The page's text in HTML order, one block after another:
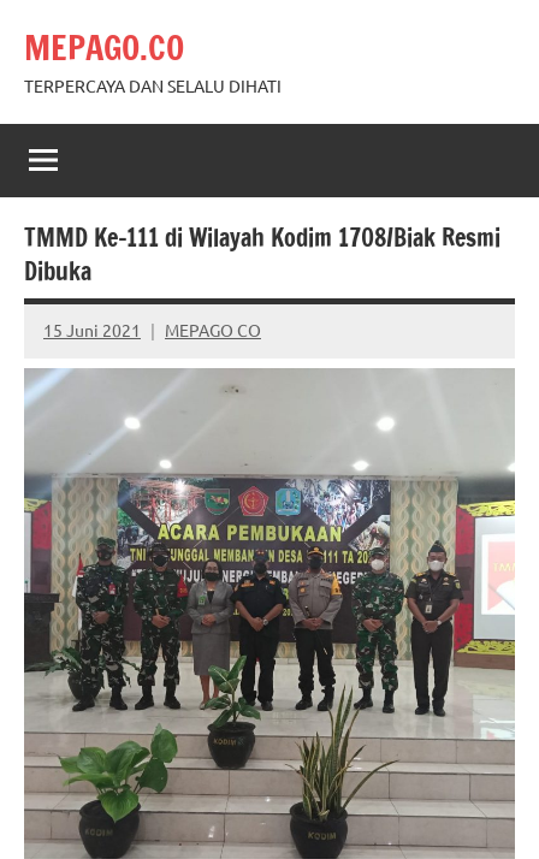
content
MEPAGO.CO
TERPERCAYA DAN SELALU DIHATI
TMMD Ke-111 di Wilayah Kodim 1708/Biak Resmi
Dibuka
15 Juni 2021 MEPAGO CO
No
comments